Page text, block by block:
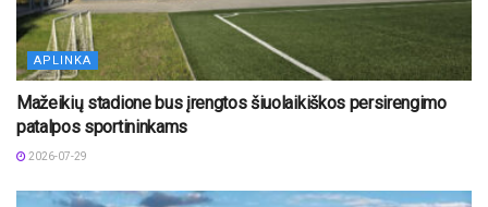
APLINKA
Mažeikių stadione bus įrengtos šiuolaikiškos persirengimo
patalpos sportininkams
2026-07-29